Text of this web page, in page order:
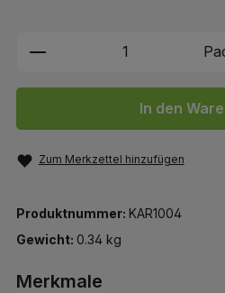
Produkt Anzahl:
In den
Zum Merkzettel hinzufügen
Produktnummer: KAR1004
Gewicht: 0.34 kg
Merkmale